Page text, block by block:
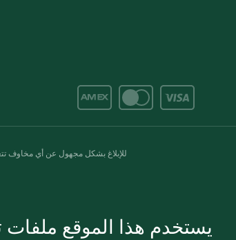
للإبلاغ بشكل مجهول عن أي مخاوف
يستخدم هذا الموقع ملفات